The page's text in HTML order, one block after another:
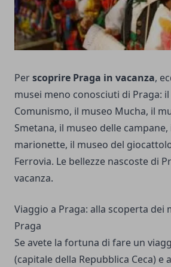
Perscoprire Praga in vacanza,
musei meno conosciuti di Praga:
Comunismo, il museo Mucha, il
Smetana, il museo delle
marionette, il museo del
Ferrovia. Le bellezze nascoste di
vacanza.
Viaggio a Praga: alla scoperta dei
Praga
Se avete la fortuna di fare un
(capitale della Repubblica Ceca) e